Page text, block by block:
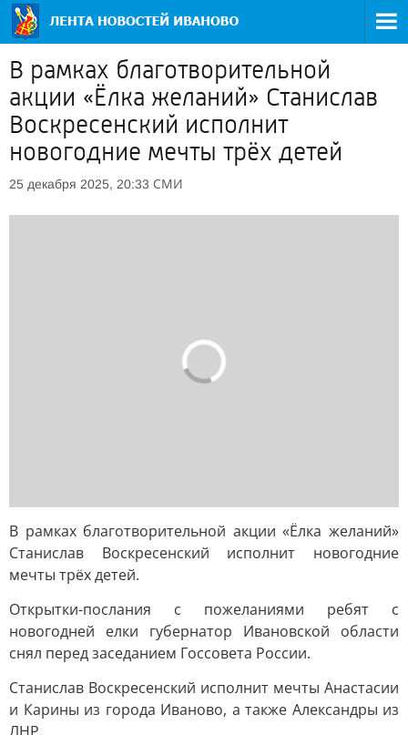
В рамках благотворительной
акции «Ёлка желаний» Станислав
Воскресенский исполнит
новогодние мечты трёх детей
25 декабря 2025, 20:33 СМИ
В рамках благотворительной акции «Ёлка желаний»
Станислав Воскресенский исполнит новогодние
мечты трёх детей.
Открытки-послания с пожеланиями ребят с
новогодней елки губернатор Ивановской области
снял перед заседанием Госсовета России.
Станислав Воскресенский исполнит мечты Анастасии
и Карины из города Иваново, а также Александры из